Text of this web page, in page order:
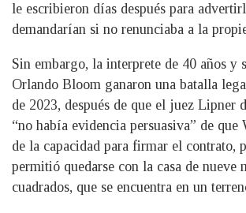
le escribieron días después para
demandarían si no renunciaba a la
Sin embargo, la interprete de 40 años y
Orlando Bloom ganaron una batalla
de 2023, después de que el juez Lipner
“no había evidencia persuasiva” de que
de la capacidad para firmar el contrato,
permitió quedarse con la casa de nueve
cuadrados, que se encuentra en un